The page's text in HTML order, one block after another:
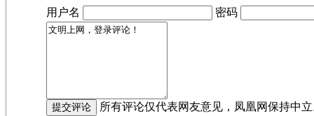
用户名
密码
所有评论仅代表网友意见，凤凰网保持中